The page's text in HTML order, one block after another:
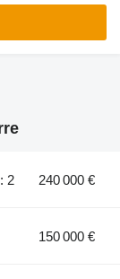
2 240 000 €
150 000 €